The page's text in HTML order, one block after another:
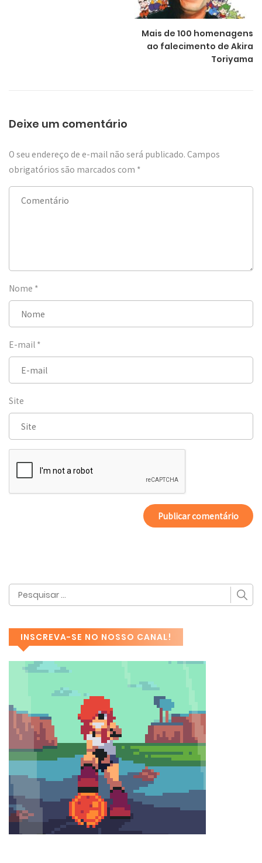
Mais de 100 homenagens
ao falecimento de Akira
Toriyama
Deixe um comentário
O seu endereço de e-mail não será publicado. Campos
obrigatórios são marcados com *
Nome *
E-mail *
Site
INSCREVA-SE NO NOSSO CANAL!